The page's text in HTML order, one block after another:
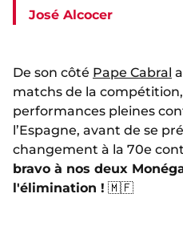
José Alcocer
De son côté Pape Cabral
matchs de la
performances pleines
l’Espagne, avant de se
changement à la 70e
bravo à nos deux
l'élimination ! 🇲🇫